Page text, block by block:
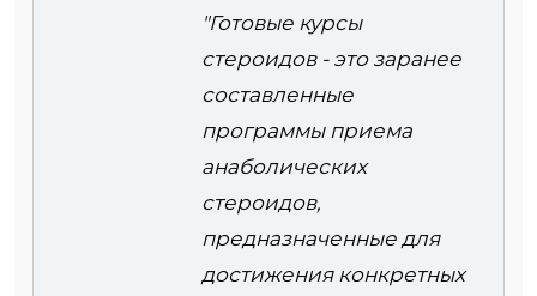
"Готовые курсы
стероидов - это заранее
составленные
программы приема
анаболических
стероидов,
предназначенные для
достижения конкретных